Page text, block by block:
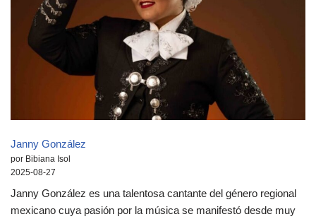
Janny González
por Bibiana Isol
2025-08-27
Janny González es una talentosa cantante del género regional
mexicano cuya pasión por la música se manifestó desde muy